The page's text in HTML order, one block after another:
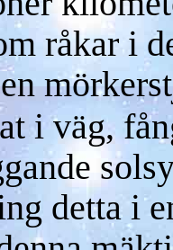
råkar i
i väg,
detta i